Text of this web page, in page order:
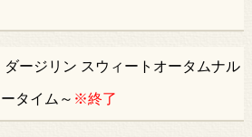
ダージリン スウィートオータムナル
タイム～ ※終了